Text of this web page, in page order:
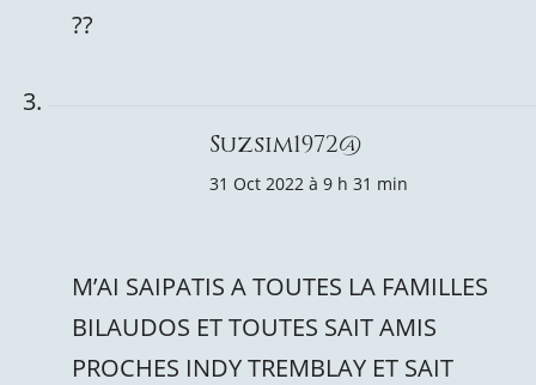
??
Suzsim1972@
31 Oct 2022 à 9 h 31 min
M’AI SAIPATIS A TOUTES LA FAMILLES
BILAUDOS ET TOUTES SAIT AMIS
PROCHES INDY TREMBLAY ET SAIT